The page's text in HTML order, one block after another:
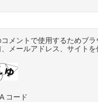
コメントで使用するためブラ
メールアドレス、サイトを
コード